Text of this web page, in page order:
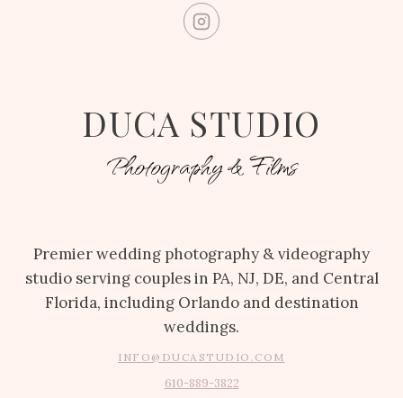
DUCA STUDIO
Photography & Films
Premier wedding photography & videography
studio serving couples in PA, NJ, DE, and Central
Florida, including Orlando and destination
weddings.
INFO@DUCASTUDIO.COM
610-889-3822